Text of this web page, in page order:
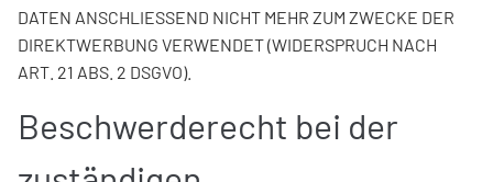
DATEN ANSCHLIESSEND NICHT MEHR ZUM ZWECKE DER
DIREKTWERBUNG VERWENDET (WIDERSPRUCH NACH
ART. 21 ABS. 2 DSGVO).
Beschwerderecht bei der